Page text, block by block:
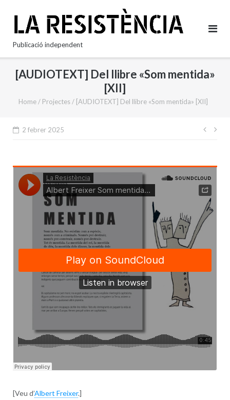
content
Publicació independent
[AUDIOTEXT] Del llibre «Som mentida»
[XII]
Home / Projectes / [AUDIOTEXT] Del llibre «Som mentida» [XII]
2 febrer 2025
[Veu d’Albert Freixer.]